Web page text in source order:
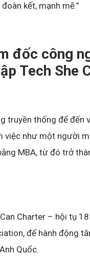
kết, mạnh mẽ.”
đốc công
Tech She
truyền thống để đến
như một người
MBA, từ đó trở
Charter – hội tụ
để hành động
Quốc.